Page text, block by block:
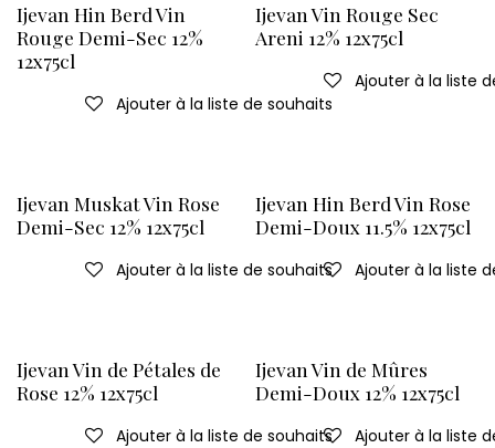
Ijevan Hin Berd Vin
Rouge Demi-Sec 12%
12x75cl
Ajouter à la liste de souhaits
Ijevan Vin Rouge Sec
Areni 12% 12x75cl
Ajouter à la liste
Ijevan Muskat Vin Rose
Demi-Sec 12% 12x75cl
Ajouter à la liste de souhaits
Ijevan Hin Berd Vin Rose
Demi-Doux 11.5% 12x75cl
Ajouter à la liste
Ijevan Vin de Pétales de
Rose 12% 12x75cl
Ajouter à la liste de souhaits
Ijevan Vin de Mûres
Demi-Doux 12% 12x75cl
Ajouter à la liste